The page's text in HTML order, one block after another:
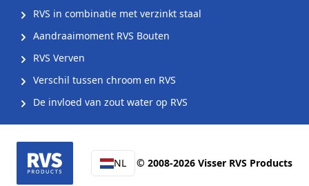
RVS in combinatie met verzinkt staal
Aandraaimoment RVS Bouten
RVS Verven
Verschil tussen chroom en RVS
De invloed van zout water op RVS
NL © 2008-2026 Visser RVS Products